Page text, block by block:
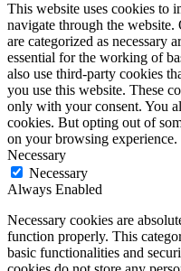
This website uses cookies to
navigate through the website.
are categorized as necessary
essential for the working of
also use third-party cookies
you use this website. These
only with your consent. You
cookies. But opting out of
on your browsing experience.
Necessary
Necessary
Always Enabled
Necessary cookies are
function properly. This
basic functionalities and